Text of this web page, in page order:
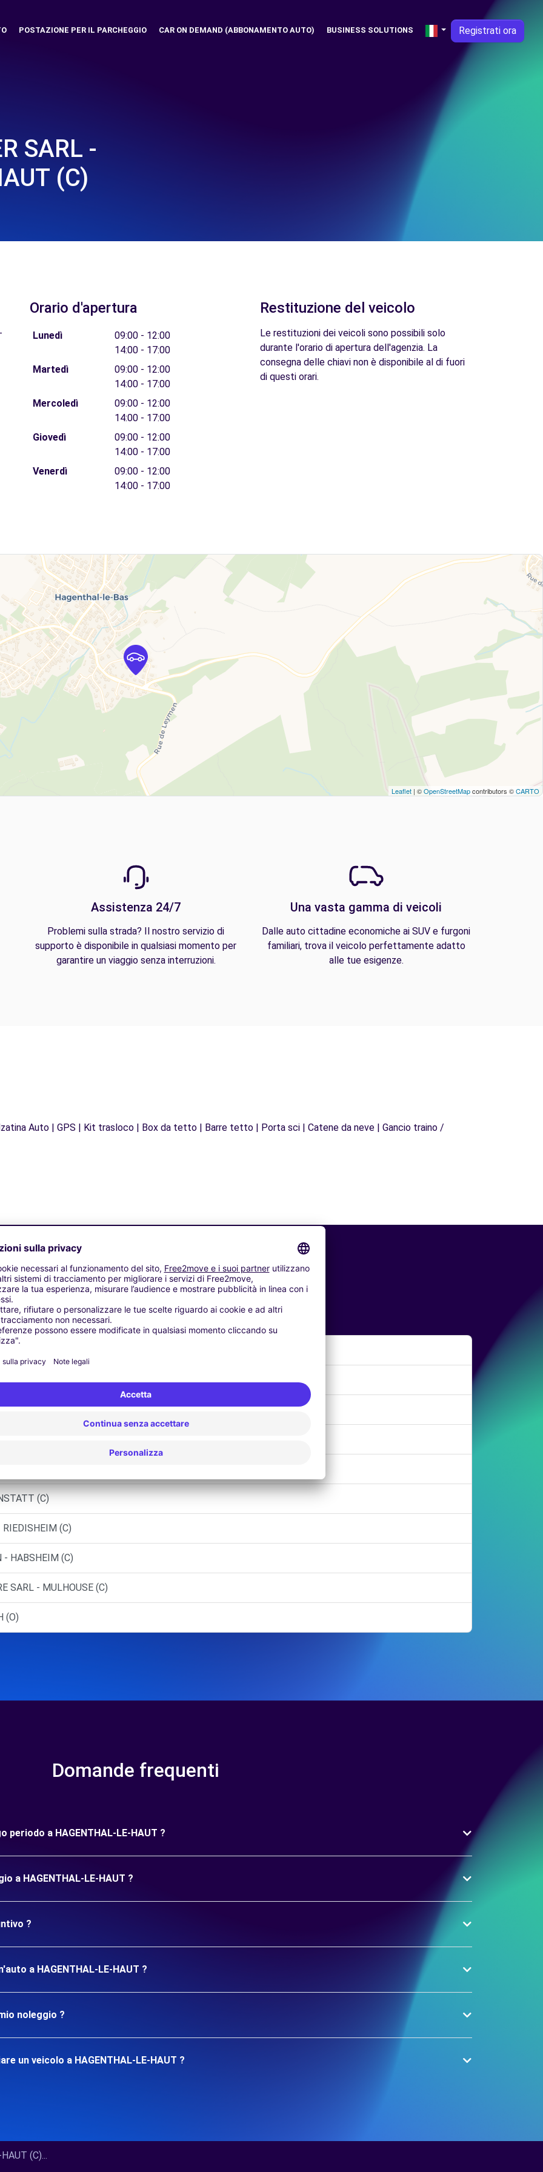
POSTAZIONE PER IL PARCHEGGIO CAR ON DEMAND (ABBONAMENTO AUTO) BUSINESS SOLUTIONS Registrati ora
SARL -
(C)
Orario d'apertura
Lunedì
09:00 - 12:00
14:00 - 17:00
Martedì
09:00 - 12:00
14:00 - 17:00
Mercoledì
09:00 - 12:00
14:00 - 17:00
Giovedì
09:00 - 12:00
14:00 - 17:00
Venerdì
09:00 - 12:00
14:00 - 17:00
Restituzione del veicolo
Le restituzioni dei veicoli sono possibili solo
durante l'orario di apertura dell'agenzia. La
consegna delle chiavi non è disponibile al di fuori
di questi orari.
Leaflet | ©OpenStreetMapcontributors ©CARTO
Assistenza 24/7
Problemi sulla strada? Il nostro servizio di
supporto è disponibile in qualsiasi momento per
garantire un viaggio senza interruzioni.
Una vasta gamma di veicoli
Dalle auto cittadine economiche ai SUV e furgoni
familiari, trova il veicolo perfettamente adatto
alle tue esigenze.
Auto | GPS | Kit trasloco | Box da tetto | Barre tetto | Porta sci | Catene da neve | Gancio traino /
Agenzie simili
(C)
(C)
(C)
(C)
- HABSHEIM (C)
SARL - MULHOUSE (C)
(O)
Domande frequenti
a HAGENTHAL-LE-HAUT ?
a HAGENTHAL-LE-HAUT ?
?
a HAGENTHAL-LE-HAUT ?
noleggio ?
un veicolo a HAGENTHAL-LE-HAUT ?
(C)...